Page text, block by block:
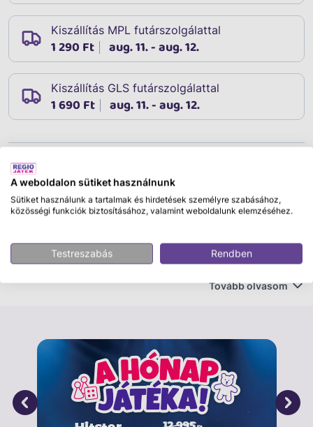
Kiszállítás MPL futárszolgálattal
1 290 Ft aug. 11. - aug. 12.
Kiszállítás GLS futárszolgálattal
1 690 Ft aug. 11. - aug. 12.
Leírás
A praktikus csíptetőnek köszönhetően mindig vigye
magával kedvenc Pokémonját! Így a bújós játék
kulcsaihoz. Ez a Bulbasaur klipsz körülbelül 11 cm
magas.
Tovább olvasom
A weboldalon sütiket használnunk
Sütiket használunk a tartalmak és hirdetések személyre szabásához,
közösségi funkciók biztosításához, valamint weboldalunk elemzéséhez.
Testreszabás Rendben